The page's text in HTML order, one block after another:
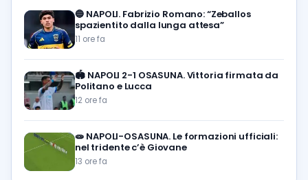
🔵 NAPOLI. Fabrizio Romano: “Zeballos
spazientito dalla lunga attesa”
11 ore fa
🏟️ NAPOLI 2-1 OSASUNA. Vittoria firmata da
Politano e Lucca
12 ore fa
🧫 NAPOLI-OSASUNA. Le formazioni ufficiali:
nel tridente c’è Giovane
13 ore fa